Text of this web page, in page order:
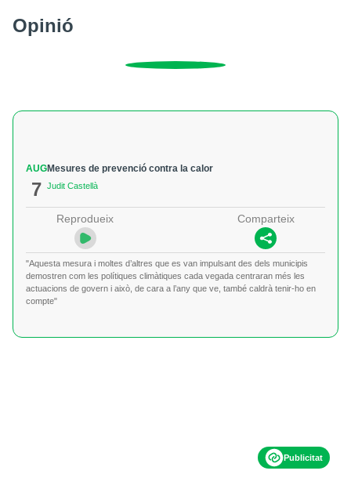
Opinió
AUG
7
Mesures de prevenció contra la calor
Judit Castellà
Reprodueix Comparteix
"Aquesta mesura i moltes d’altres que es van impulsant des dels municipis
demostren com les polítiques climàtiques cada vegada centraran més les
actuacions de govern i això, de cara a l’any que ve, també caldrà tenir-ho en
compte"
Publicitat